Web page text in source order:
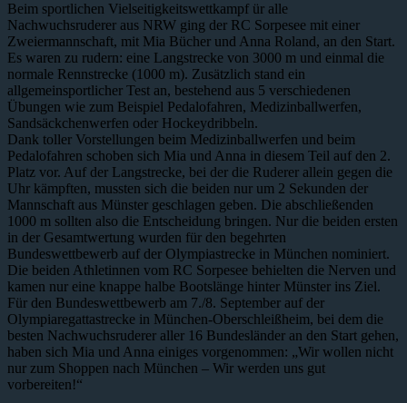
Beim sportlichen Vielseitigkeitswettkampf ür alle
Nachwuchsruderer aus NRW ging der RC Sorpesee mit einer
Zweiermannschaft, mit Mia Bücher und Anna Roland, an den Start.
Es waren zu rudern: eine Langstrecke von 3000 m und einmal die
normale Rennstrecke (1000 m). Zusätzlich stand ein
allgemeinsportlicher Test an, bestehend aus 5 verschiedenen
Übungen wie zum Beispiel Pedalofahren, Medizinballwerfen,
Sandsäckchenwerfen oder Hockeydribbeln.
Dank toller Vorstellungen beim Medizinballwerfen und beim
Pedalofahren schoben sich Mia und Anna in diesem Teil auf den 2.
Platz vor. Auf der Langstrecke, bei der die Ruderer allein gegen die
Uhr kämpften, mussten sich die beiden nur um 2 Sekunden der
Mannschaft aus Münster geschlagen geben. Die abschließenden
1000 m sollten also die Entscheidung bringen. Nur die beiden ersten
in der Gesamtwertung wurden für den begehrten
Bundeswettbewerb auf der Olympiastrecke in München nominiert.
Die beiden Athletinnen vom RC Sorpesee behielten die Nerven und
kamen nur eine knappe halbe Bootslänge hinter Münster ins Ziel.
Für den Bundeswettbewerb am 7./8. September auf der
Olympiaregattastrecke in München-Oberschleißheim, bei dem die
besten Nachwuchsruderer aller 16 Bundesländer an den Start gehen,
haben sich Mia und Anna einiges vorgenommen: „Wir wollen nicht
nur zum Shoppen nach München – Wir werden uns gut
vorbereiten!“